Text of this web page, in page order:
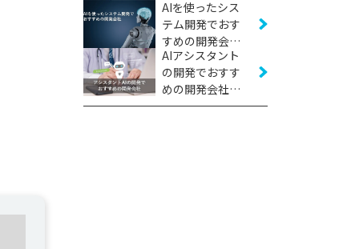
社【2026年版】
AIを使ったシス
テム開発でおす
すめの開発会社
34社【2026年
版】
AIアシスタント
の開発でおすす
めの開発会社5
社【2026年版】